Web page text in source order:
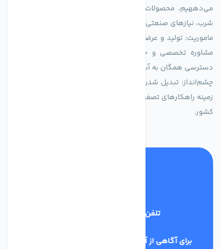
می‌دههیم. محصولات ما برای مصارف متنوعی از جمله تأمین آب
شرب، نیازهای صنعتی و کشاورزی طراحی و بهینه‌سازی شده‌اند.
ماموریت: تولید و عرضه محصولاتی با بالاترین استاندارد کیفی، ارائه
مشاوره تخصصی و خدمات پس از فروش مطمئن برای تضمین
دسترسی همگان به آب پاک و سالم.
چشم‌انداز: تبدیل شدن به انتخاب اول صنایع و مصرف‌کنندگان در
زمینه راهکارهای تصفیه آب و ایفای نقشی کلیدی در حفظ منابع آبی
کشور.
تلفن پشتیبانی
برای آگاهی از آخرین اخبار در خبرنامه ما عضو شوید